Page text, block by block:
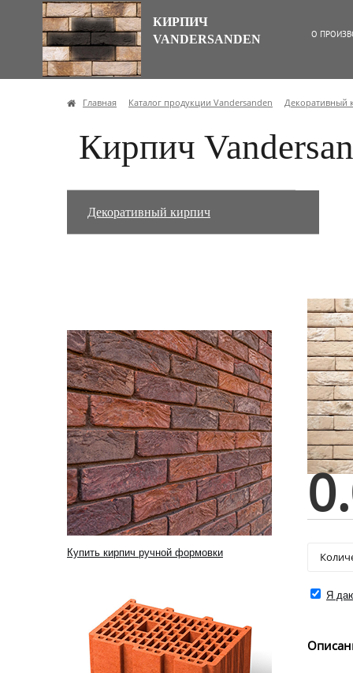
КИРПИЧ
VANDERSANDEN
О
Главная Каталог продукции Vandersanden Декоративный
Кирпич
Декоративный кирпич
Купить кирпич ручной формовки
Я